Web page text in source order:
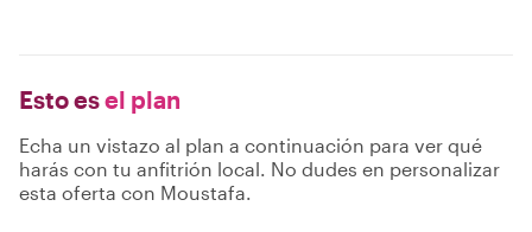
Esto esel plan
Echa un vistazo al plan a continuación para ver qué
harás con tu anfitrión local. No dudes en personalizar
esta oferta con Moustafa.